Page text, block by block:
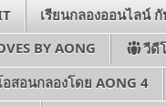
เรียนกลองออนไลน์
BY AONG
วีดี
สอนกลองโดย AONG 4